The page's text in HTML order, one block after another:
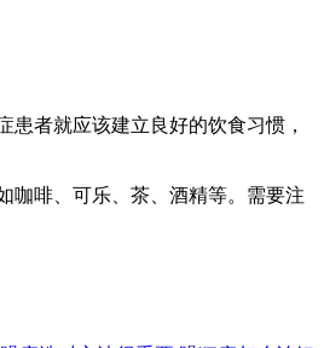
者就应该建立良好的饮食习惯，
啡、可乐、茶、酒精等。需要注